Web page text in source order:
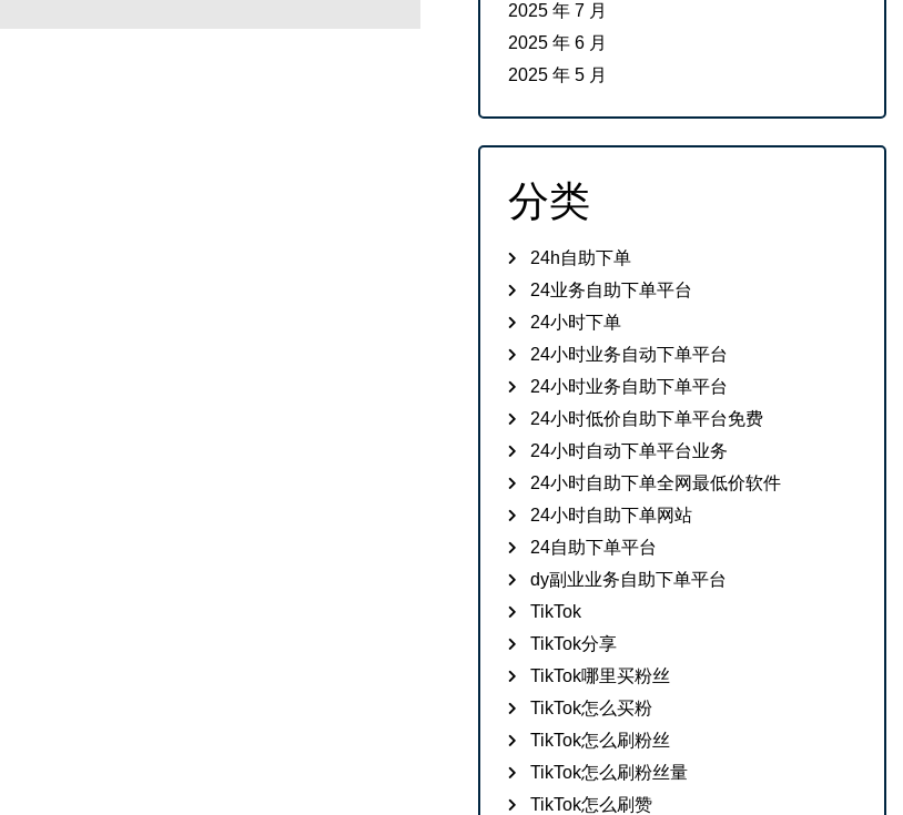
2025 年 7 月
2025 年 6 月
2025 年 5 月
分类
24h自助下单
24业务自助下单平台
24小时下单
24小时业务自动下单平台
24小时业务自助下单平台
24小时低价自助下单平台免费
24小时自动下单平台业务
24小时自助下单全网最低价软件
24小时自助下单网站
24自助下单平台
dy副业业务自助下单平台
TikTok
TikTok分享
TikTok哪里买粉丝
TikTok怎么买粉
TikTok怎么刷粉丝
TikTok怎么刷粉丝量
TikTok怎么刷赞